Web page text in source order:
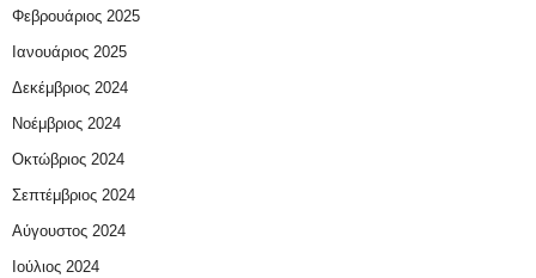
Φεβρουάριος 2025
Ιανουάριος 2025
Δεκέμβριος 2024
Νοέμβριος 2024
Οκτώβριος 2024
Σεπτέμβριος 2024
Αύγουστος 2024
Ιούλιος 2024